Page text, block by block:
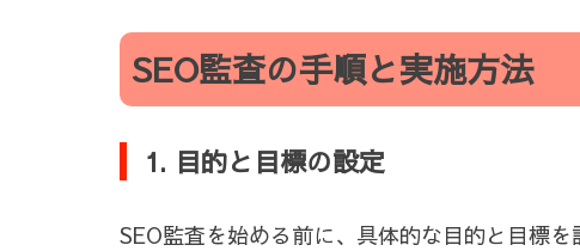
SEO監査の手順と実施方法
1. 目的と目標の設定
SEO監査を始める前に、具体的な目的と目標を